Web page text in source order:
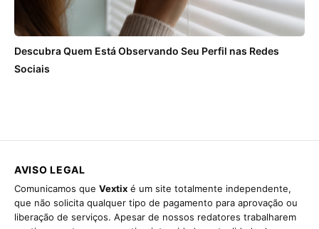
Descubra Quem Está Observando Seu Perfil nas Redes
Sociais
AVISO LEGAL
Comunicamos que Vextix é um site totalmente independente,
que não solicita qualquer tipo de pagamento para aprovação ou
liberação de serviços. Apesar de nossos redatores trabalharem